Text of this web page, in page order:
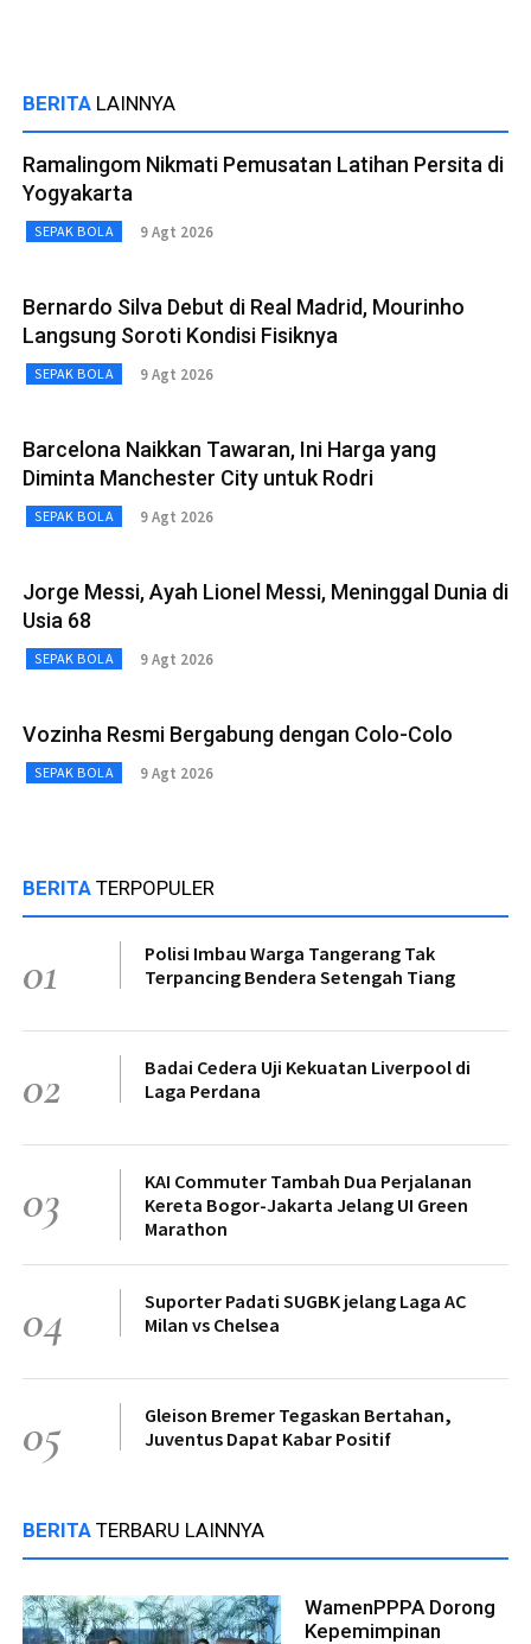
BERITA LAINNYA
Ramalingom Nikmati Pemusatan Latihan Persita di
Yogyakarta
SEPAK BOLA 9 Agt 2026
Bernardo Silva Debut di Real Madrid, Mourinho
Langsung Soroti Kondisi Fisiknya
SEPAK BOLA 9 Agt 2026
Barcelona Naikkan Tawaran, Ini Harga yang
Diminta Manchester City untuk Rodri
SEPAK BOLA 9 Agt 2026
Jorge Messi, Ayah Lionel Messi, Meninggal Dunia di
Usia 68
SEPAK BOLA 9 Agt 2026
Vozinha Resmi Bergabung dengan Colo-Colo
SEPAK BOLA 9 Agt 2026
BERITA TERPOPULER
01
Polisi Imbau Warga Tangerang Tak
Terpancing Bendera Setengah Tiang
02
Badai Cedera Uji Kekuatan Liverpool di
Laga Perdana
03
KAI Commuter Tambah Dua Perjalanan
Kereta Bogor-Jakarta Jelang UI Green
Marathon
04
Suporter Padati SUGBK jelang Laga AC
Milan vs Chelsea
05
Gleison Bremer Tegaskan Bertahan,
Juventus Dapat Kabar Positif
BERITA TERBARU LAINNYA
WamenPPPA Dorong
Kepemimpinan